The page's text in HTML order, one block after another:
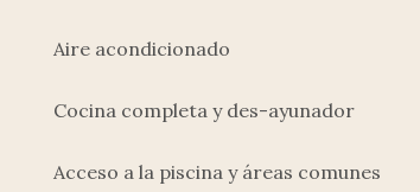
Aire acondicionado
Cocina completa y des-ayunador
Acceso a la piscina y áreas comunes